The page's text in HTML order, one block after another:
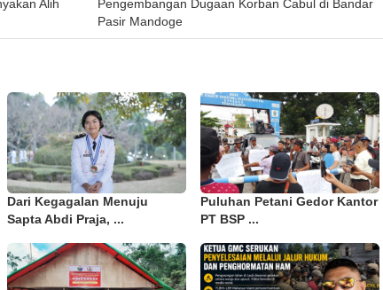
Alih
Pengembangan Dugaan Korban Cabul di Bandar
Pasir Mandoge
Dari Kegagalan Menuju
Sapta Abdi Praja, ...
Puluhan Petani Gedor Kantor
PT BSP ...